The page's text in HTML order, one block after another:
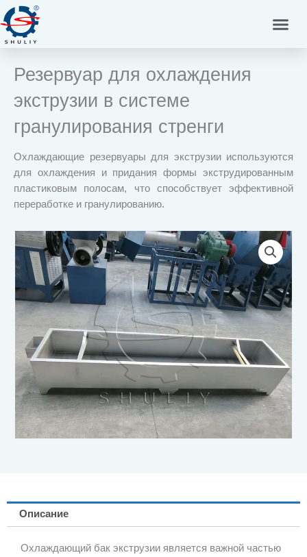
Перейти
к
содержимому
Резервуар для охлаждения
экструзии в системе
гранулирования стренги
Охлаждающие резервуары для экструзии используются
для охлаждения и придания формы экструдированным
пластиковым полосам, что способствует эффективной
переработке и гранулированию.
Описание
Охлаждающий бак экструзии является важной частью